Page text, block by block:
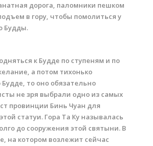
дорога, паломники пешком
в гору, чтобы помолиться у
Будды.
к Будде по ступеням и по
а потом тихонько
то оно обязательно
не зря выбрали одно из самых
провинции Бинь Чуан для
статуи. Гора Та Ку называлась
до сооружения этой святыни. В
на котором возлежит сейчас